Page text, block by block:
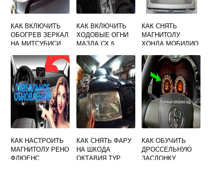
КАК ВКЛЮЧИТЬ
ОБОГРЕВ ЗЕРКАЛ
НА МИТСУБИСИ
КАК ВКЛЮЧИТЬ
ХОДОВЫЕ ОГНИ
МАЗДА СХ 5
КАК СНЯТЬ
МАГНИТОЛУ
ХОНДА МОБИЛИО
КАК НАСТРОИТЬ
МАГНИТОЛУ РЕНО
ФЛЮЕНС
КАК СНЯТЬ ФАРУ
НА ШКОДА
ОКТАВИЯ ТУР
КАК ОБУЧИТЬ
ДРОССЕЛЬНУЮ
ЗАСЛОНКУ